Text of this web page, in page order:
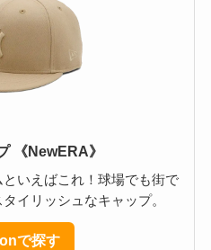
《NewERA》
いえばこれ！球場でも街で
イリッシュなキャップ。
で探す